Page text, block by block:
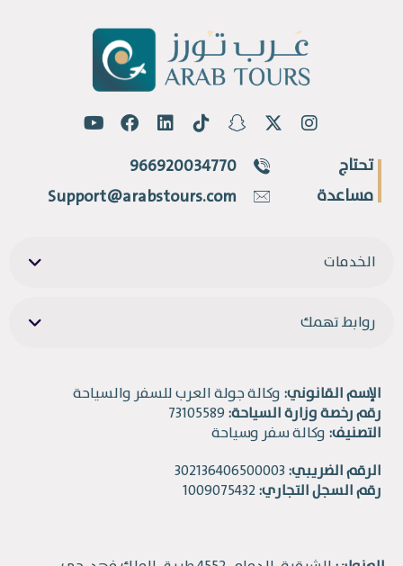
تحتاج
مساعدة
966920034770
Support@arabstours.com
الخدمات
روابط تهمك
الإسم القانوني: وكالة جولة العرب للسفر والسياحة
رقم رخصة وزارة السياحة:
التصنيف: وكالة سفر وسياحة
الرقم الضريبي:
رقم السجل التجاري: